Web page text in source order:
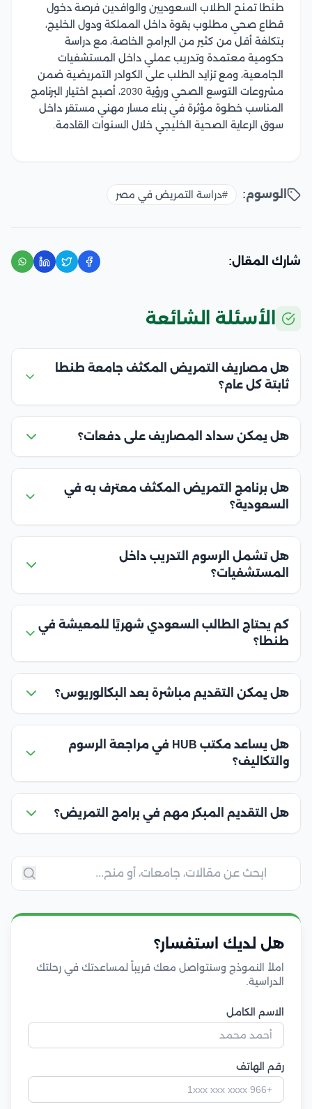
طنطا تمنح الطلاب السعوديين والوافدين فرصة دخول
قطاع صحي مطلوب بقوة داخل المملكة ودول الخليج،
بتكلفة أقل من كثير من البرامج الخاصة، مع دراسة
حكومية معتمدة وتدريب عملي داخل المستشفيات
الجامعية، ومع تزايد الطلب على الكوادر التمريضية ضمن
مشروعات التوسع الصحي ورؤية 2030، أصبح اختيار البرنامج
المناسب خطوة مؤثرة في بناء مسار مهني مستقر داخل
سوق الرعاية الصحية الخليجي خلال السنوات القادمة.
الوسوم: #دراسة التمريض في مصر
شارك المقال:
الأسئلة الشائعة
هل مصاريف التمريض المكثف جامعة طنطا
ثابتة كل عام؟
هل يمكن سداد المصاريف على دفعات؟
هل برنامج التمريض المكثف معترف به في
السعودية؟
هل تشمل الرسوم التدريب داخل
المستشفيات؟
كم يحتاج الطالب السعودي شهريًا للمعيشة في
طنطا؟
هل يمكن التقديم مباشرة بعد البكالوريوس؟
هل يساعد مكتب HUB في مراجعة الرسوم
والتكاليف؟
هل التقديم المبكر مهم في برامج التمريض؟
هل لديك استفسار؟
املأ النموذج وسنتواصل معك قريباً لمساعدتك في رحلتك
الدراسية.
الاسم الكامل
رقم الهاتف